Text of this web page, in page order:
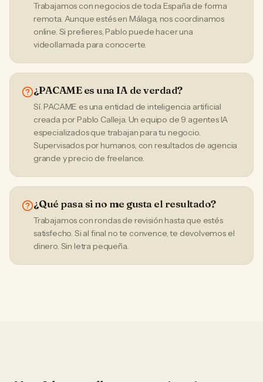
Trabajamos con negocios de toda España de forma
remota. Aunque estés en Málaga, nos coordinamos
online. Si prefieres, Pablo puede hacer una
videollamada para conocerte.
¿PACAME es una IA de verdad?
Sí. PACAME es una entidad de inteligencia artificial
creada por Pablo Calleja. Un equipo de 9 agentes IA
especializados que trabajan para tu negocio.
Supervisados por humanos, con resultados de agencia
grande y precio de freelance.
¿Qué pasa si no me gusta el resultado?
Trabajamos con rondas de revisión hasta que estés
satisfecho. Si al final no te convence, te devolvemos el
dinero. Sin letra pequeña.